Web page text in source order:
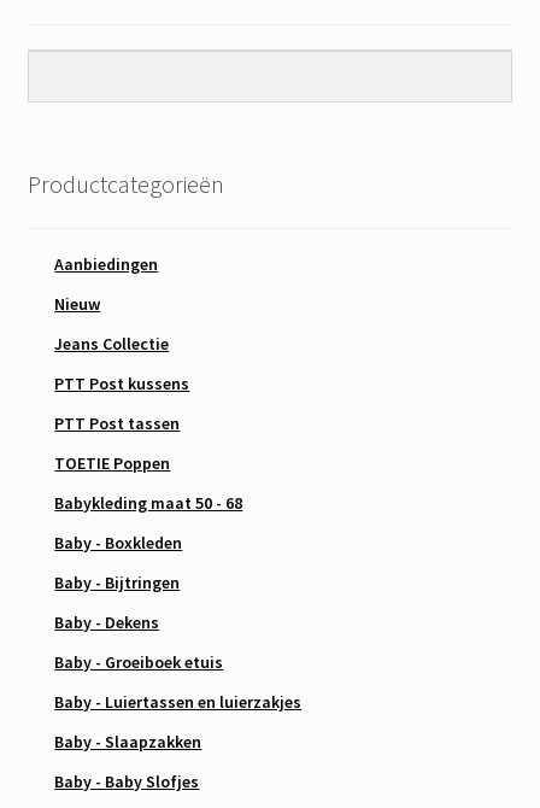
Productcategorieën
Aanbiedingen
Nieuw
Jeans Collectie
PTT Post kussens
PTT Post tassen
TOETIE Poppen
Babykleding maat 50 - 68
Baby - Boxkleden
Baby - Bijtringen
Baby - Dekens
Baby - Groeiboek etuis
Baby - Luiertassen en luierzakjes
Baby - Slaapzakken
Baby - Baby Slofjes